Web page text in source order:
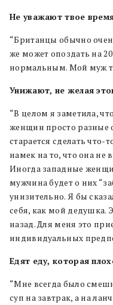
Не уважают твое
“Британцы обычно
же может опоздать на
нормальным. Мой муж
Унижают, не желая
“В целом я заметила,
женщин просто разные
старается сделать что-
намек на то, что она не
Иногда западные
мужчина будет о них
унизительно. Я бы
себя, как мой дедушка.
назад. Для меня это
индивидуальных
Едят еду, которая
“Мне всегда было
суп на завтрак, а на